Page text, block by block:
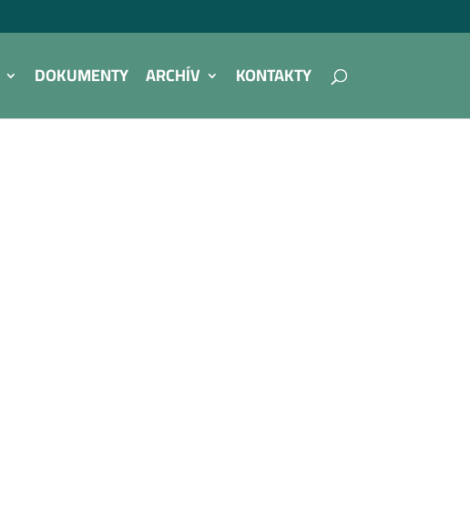
DOKUMENTY ARCHÍV KONTAKTY